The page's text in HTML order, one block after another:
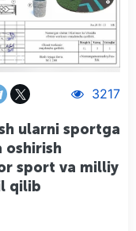
3217
ularni sportga
oshirish
sport va milliy
qilib